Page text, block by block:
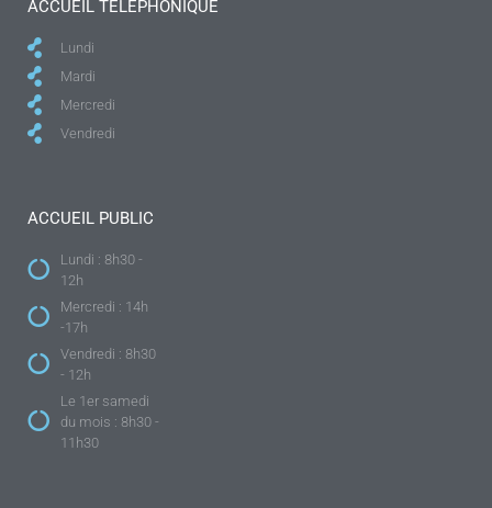
ACCUEIL TÉLÉPHONIQUE
Lundi
Mardi
Mercredi
Vendredi
ACCUEIL PUBLIC
Lundi : 8h30 -
12h
Mercredi : 14h
-17h
Vendredi : 8h30
- 12h
Le 1er samedi
du mois : 8h30 -
11h30